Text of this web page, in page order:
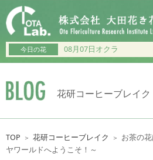
今日の花 08月07日オクラ
花研コーヒーブレイク
TOP ＞ 花研コーヒーブレイク ＞ お茶の
ヤワールドへようこそ！～